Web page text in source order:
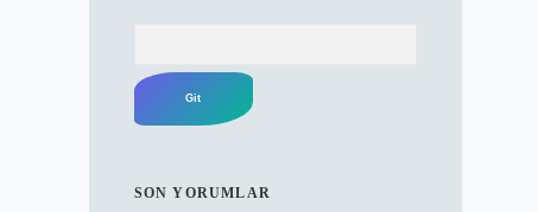
SON YORUMLAR